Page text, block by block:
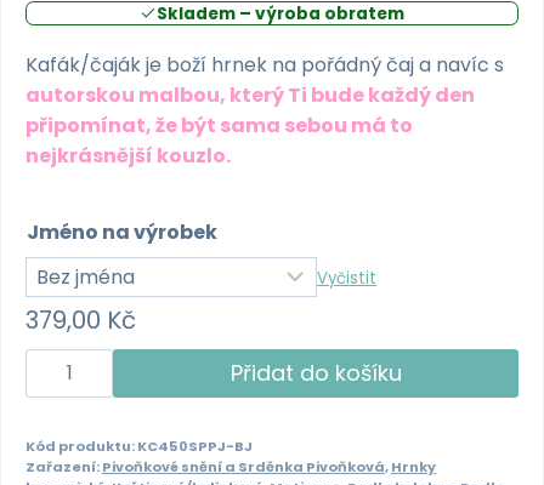
379,00 Kč
až
399,00 Kč
Skladem – výroba obratem
Kafák/čaják je boží hrnek na pořádný čaj a navíc s
autorskou malbou, který Ti bude každý den
připomínat, že být sama sebou má to
nejkrásnější kouzlo.
Jméno na výrobek
Vyčistit
379,00 Kč
Kafák/
čaják
-
Přidat do košíku
Kód produktu:KC450SPPJ-BJ
Zařazení:Pivoňkové snění a Srděnka Pivoňková,Hrnky